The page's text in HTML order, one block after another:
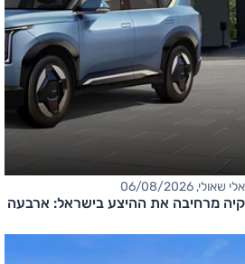
אלי שאולי, 06/08/2026
קיה מרחיבה את ההיצע בישראל: ארבעה